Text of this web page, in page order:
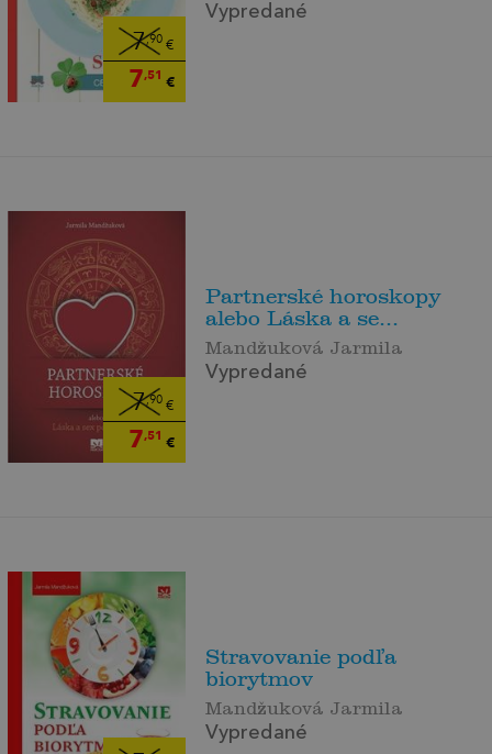
7,90€
7,51 €
Vypredané
7,90€
7,51 €
Partnerské horoskopy
alebo Láska a se...
Mandžuková Jarmila
Vypredané
Stravovanie podľa
biorytmov
Mandžuková Jarmila
Vypredané